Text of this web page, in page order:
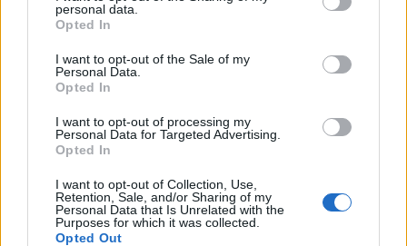
grant or deny consent to Google and its third-party tags to
use your data for below specified purposes in below Google
consent section.
personal data.
Opted In
I want to opt-out of the Sale of my
Personal Data.
Opted In
I want to opt-out of processing my
Personal Data for Targeted Advertising.
Opted In
I want to opt-out of Collection, Use,
Retention, Sale, and/or Sharing of my
Personal Data that Is Unrelated with the
Purposes for which it was collected.
Opted Out